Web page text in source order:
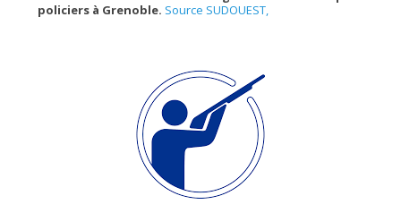
policiers à Grenoble. Source SUDOUEST,